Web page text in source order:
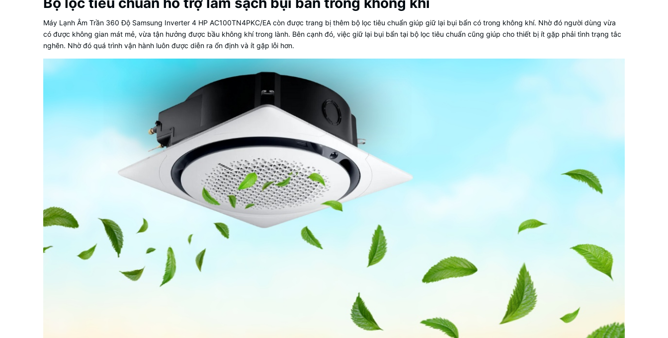
Máy Lạnh Âm Trần 360 Độ Samsung Inverter 4 HP AC100TN4PKC/EA còn được trang bị thêm bộ lọc tiêu chuẩn giúp giữ lại bụi bẩn có trong không khí. Nhờ đó người dùng vừa
có được không gian mát mẻ, vừa tận hưởng được bầu không khí trong lành. Bên cạnh đó, việc giữ lại bụi bẩn tại bộ lọc tiêu chuẩn cũng giúp cho thiết bị ít gặp phải tình trạng tắc
nghẽn. Nhờ đó quá trình vận hành luôn được diễn ra ổn định và ít gặp lỗi hơn.